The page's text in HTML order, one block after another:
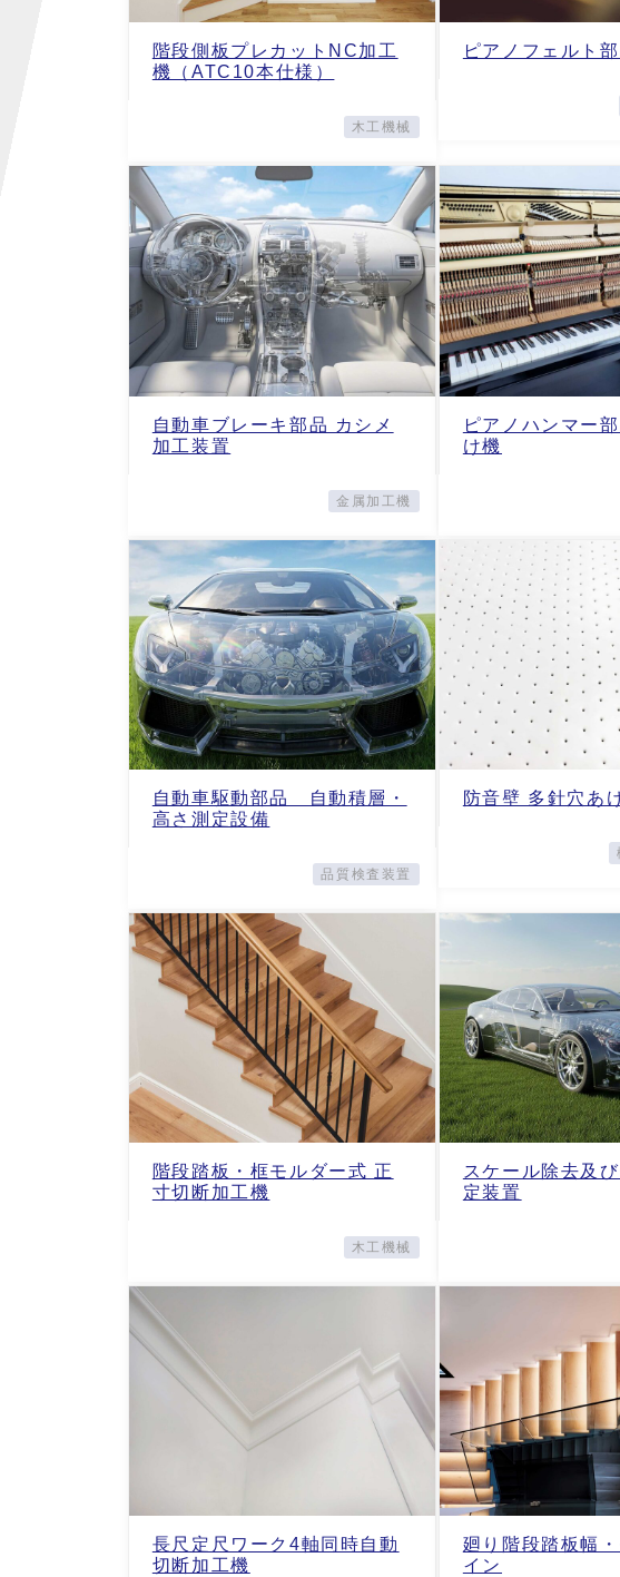
階段側板プレカットNC加工
機（ATC10本仕様）
木工機械
ピアノフェルト
自動車ブレーキ部品 カシメ
加工装置
金属加工機
ピアノハンマー
け機
自動車駆動部品 自動積層・
高さ測定設備
品質検査装置
防音壁 多針穴あ
階段踏板・框モルダー式 正
寸切断加工機
木工機械
スケール除去及
定装置
長尺定尺ワーク4軸同時自動
切断加工機
廻り階段踏板幅
イン